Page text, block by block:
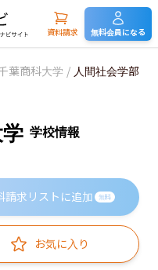
資料請求 無料会員になる
葉商科大学 / 人間社会学部
学校情報
請求リストに追加 無料
お気に入り